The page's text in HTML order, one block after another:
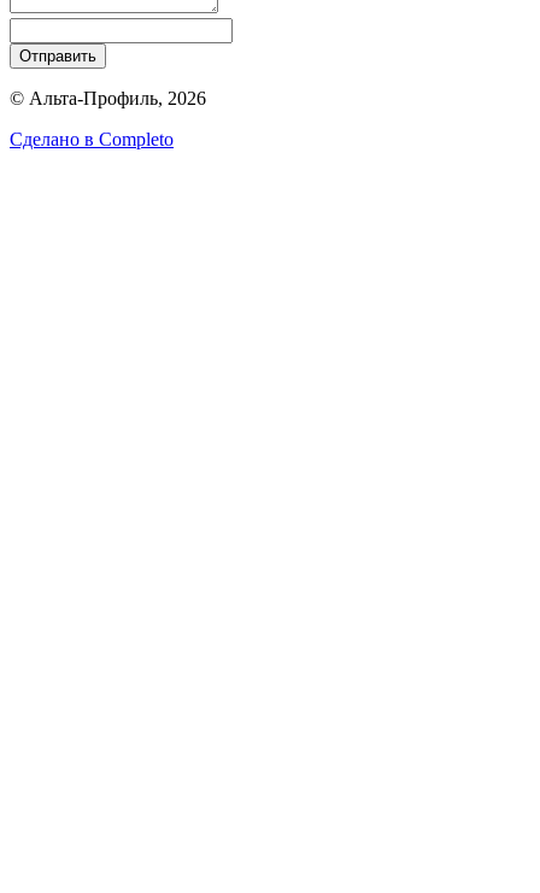
Отправить
© Альта-Профиль, 2026
Сделано в Completo